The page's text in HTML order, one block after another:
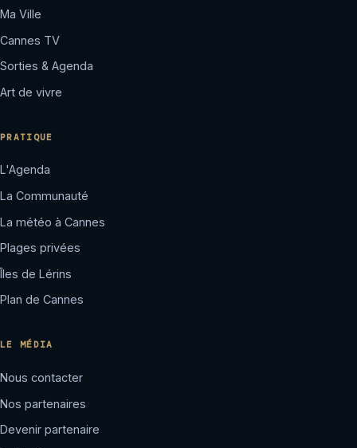
Ma Ville
Cannes TV
Sorties & Agenda
Art de vivre
PRATIQUE
L'Agenda
La Communauté
La météo à Cannes
Plages privées
Îles de Lérins
Plan de Cannes
LE MÉDIA
Nous contacter
Nos partenaires
Devenir partenaire